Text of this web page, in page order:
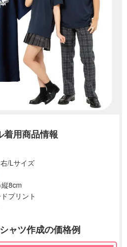
着用商品情報
/Lサイズ
8cm
プリント
ャツ作成の価格例